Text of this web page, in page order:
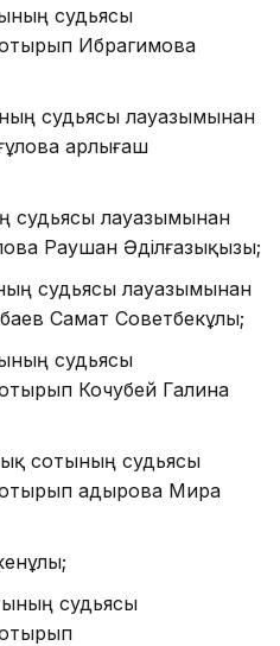
судьясы
Ибрагимова
судьясы лауазымынан
Қарлығаш
судьясы лауазымынан
Раушан Әділғазықызы;
судьясы лауазымынан
Самат Советбекұлы;
судьясы
Кочубей Галина
сотының судьясы
Қадырова Мира
судьясы